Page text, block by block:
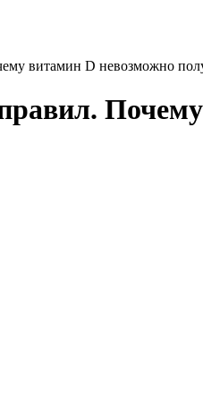
витамин D невозможно